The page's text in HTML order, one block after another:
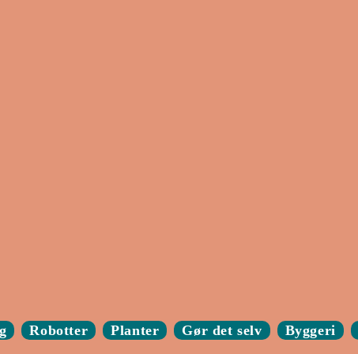
Robotter Planter Gør det selv Byggeri